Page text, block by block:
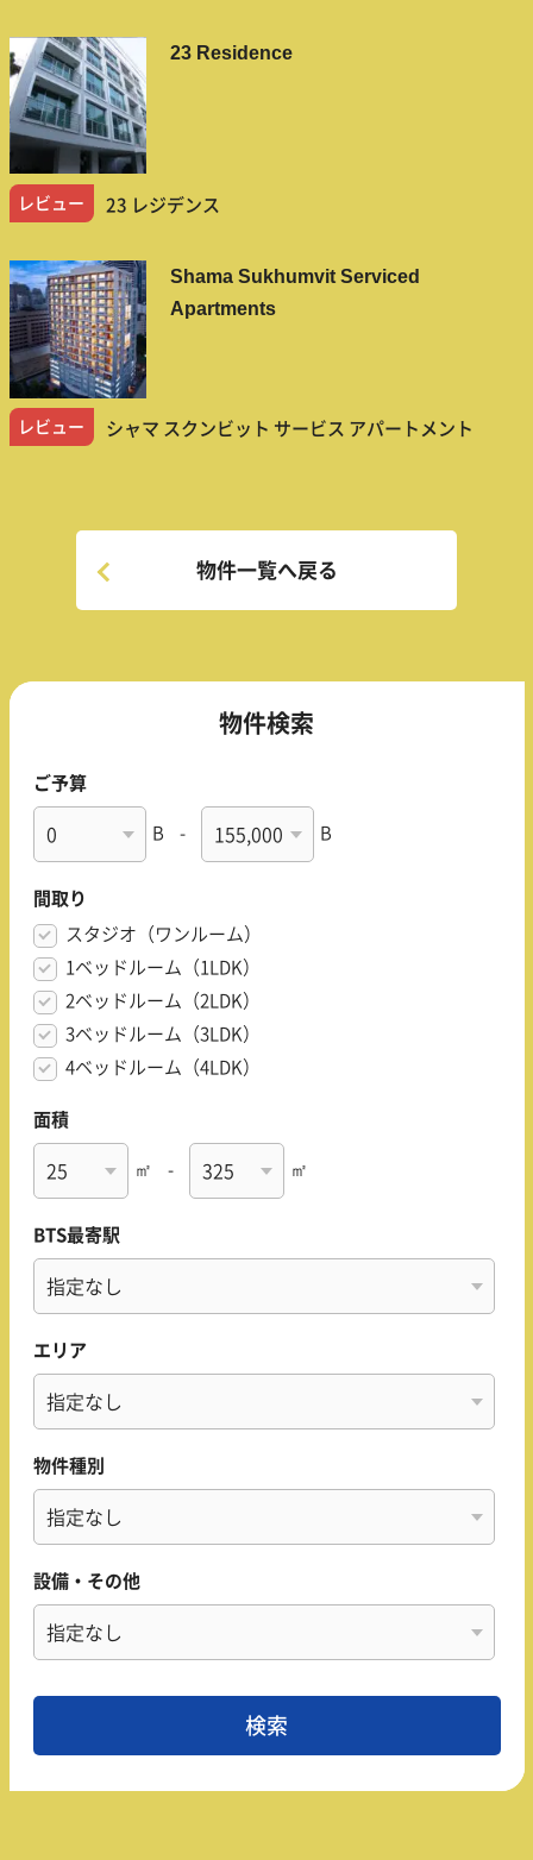
23 Residence
レビュー 23 レジデンス
Shama Sukhumvit Serviced
Apartments
レビュー シャマ スクンビット サービス アパートメント
物件一覧へ戻る
物件検索
ご予算
B - B
間取り
スタジオ（ワンルーム）
1ベッドルーム（1LDK）
2ベッドルーム（2LDK）
3ベッドルーム（3LDK）
4ベッドルーム（4LDK）
面積
㎡ - ㎡
BTS最寄駅
エリア
物件種別
設備・その他